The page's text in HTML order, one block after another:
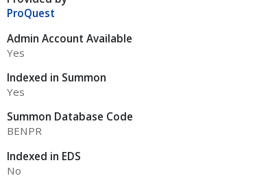
ProQuest
Admin Account Available
Yes
Indexed in Summon
Yes
Summon Database Code
BENPR
Indexed in EDS
No